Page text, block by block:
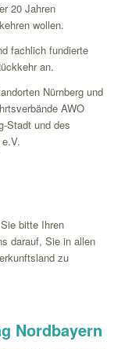
20 Jahren
wollen.
fachlich fundierte
an.
Nürnberg und
AWO
Stadt und des
bitte Ihren
darauf, Sie in allen
zu
Nordbayern